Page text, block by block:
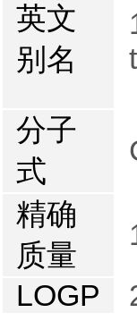
英文
别名
分子
式
精确
质量
LOGP